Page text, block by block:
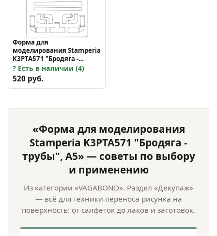
Форма для
моделирования Stamperia
K3PTA571 "Бродяга -
трубы", А5
Есть в наличии (4)
520 руб.
«Форма для моделирования
Stamperia K3PTA571 "Бродяга -
трубы", А5» — советы по выбору
и применению
Из категории «VAGABOND». Раздел «Декупаж»
— всё для техники переноса рисунка на
поверхность: от салфеток до лаков и заготовок.